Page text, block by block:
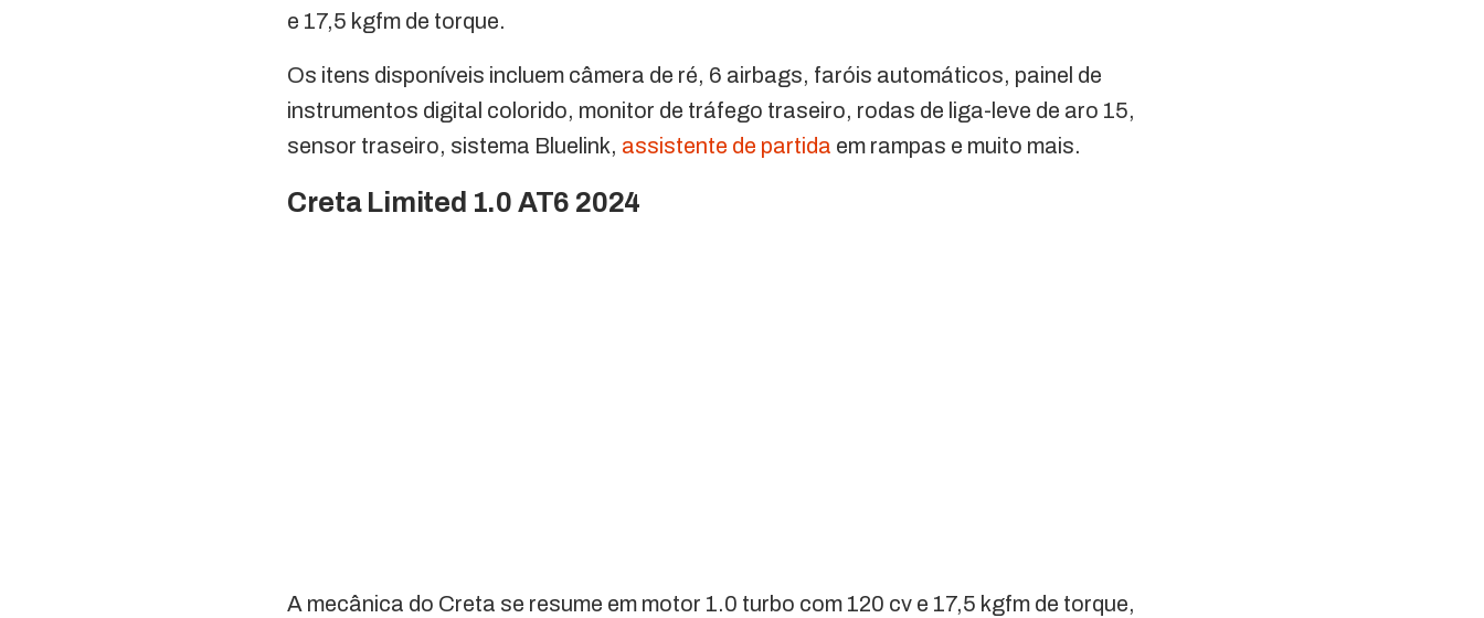
e 17,5 kgfm de torque.
Os itens disponíveis incluem câmera de ré, 6 airbags, faróis automáticos, painel de
instrumentos digital colorido, monitor de tráfego traseiro, rodas de liga-leve de aro 15,
sensor traseiro, sistema Bluelink, assistente de partida em rampas e muito mais.
Creta Limited 1.0 AT6 2024
A mecânica do Creta se resume em motor 1.0 turbo com 120 cv e 17,5 kgfm de torque,